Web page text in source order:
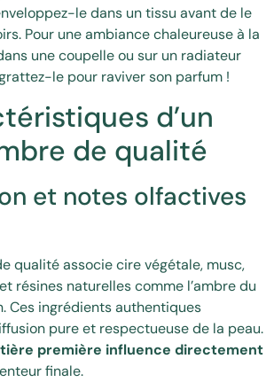
le dans un tissu avant de le
Pour une ambiance chaleureuse à la
une coupelle ou sur un radiateur
le pour raviver son parfum !
d’un
de qualité
et notes olfactives
qualité associe cire végétale, musc,
résines naturelles comme l’ambre du
Ces ingrédients authentiques
pure et respectueuse de la peau.
première influence directement
finale.